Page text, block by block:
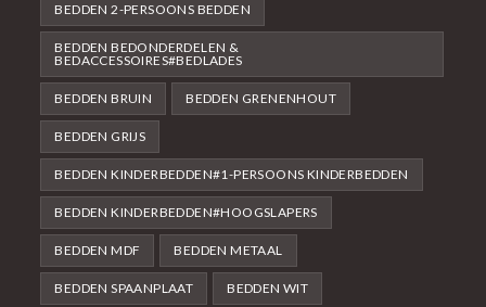
BEDDEN 2-PERSOONS BEDDEN
BEDDEN BEDONDERDELEN &
BEDACCESSOIRES#BEDLADES
BEDDEN BRUIN BEDDEN GRENENHOUT
BEDDEN GRIJS
BEDDEN KINDERBEDDEN#1-PERSOONS KINDERBEDDEN
BEDDEN KINDERBEDDEN#HOOGSLAPERS
BEDDEN MDF BEDDEN METAAL
BEDDEN SPAANPLAAT BEDDEN WIT